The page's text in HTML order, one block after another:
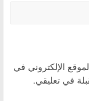
الإلكتروني في
في تعليقي.